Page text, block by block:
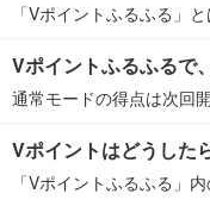
「Vポイントふるふる」
Vポイントふるふるで
通常モードの得点は次回
Vポイントはどうした
「Vポイントふるふる」